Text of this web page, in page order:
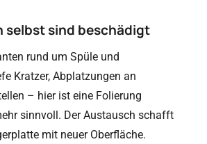
selbst sind beschädigt
rund um Spüle und
Kratzer, Abplatzungen an
– hier ist eine Folierung
sinnvoll. Der Austausch schafft
mit neuer Oberfläche.